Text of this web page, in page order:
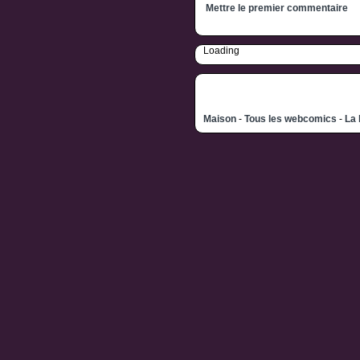
Mettre le premier commentaire
Loading
Maison - Tous les webcomics - La